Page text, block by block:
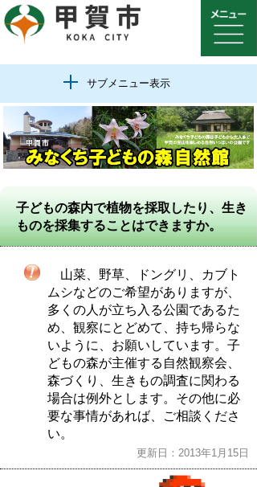
サブメニュー表示
子どもの森内で植物を採取したり、生き
ものを採集することはできますか。
山菜、野草、ドングリ、カブト
ムシなどのご希望がありますが、
多くの人が立ち入る公園であるた
め、観察にとどめて、持ち帰らな
いように、お願いしています。子
どもの森が主催する自然観察会、
森づくり、生きもの調査に関わる
場合は例外とします。その他に必
要な事情があれば、ご相談くださ
い。
更新日：2013年1月15日